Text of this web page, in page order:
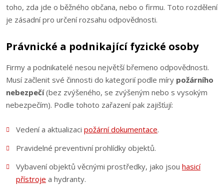
toho, zda jde o běžného občana, nebo o firmu. Toto rozdělení
je zásadní pro určení rozsahu odpovědnosti.
Právnické a podnikající fyzické osoby
Firmy a podnikatelé nesou největší břemeno odpovědnosti.
Musí začlenit své činnosti do kategorií podle míry požárního
nebezpečí(bez zvýšeného, se zvýšeným nebo s vysokým
nebezpečím). Podle tohoto zařazení pak zajišťují:
Vedení a aktualizaci požární dokumentace.
Pravidelné preventivní prohlídky objektů.
Vybavení objektů věcnými prostředky, jako jsou hasicí
přístroje a hydranty.